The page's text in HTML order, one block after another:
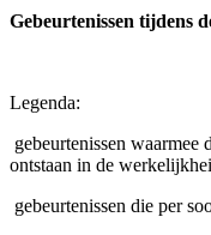
Gebeurtenissen tijdens
Legenda:
gebeurtenissen
ontstaan in de
gebeurtenissen die per